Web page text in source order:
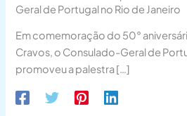
Geral de Portugal no Rio de Janeiro
Em comemoração do 50°
Cravos, o Consulado-Geral de
promoveu a palestra […]